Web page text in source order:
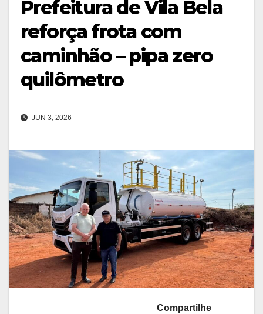
Prefeitura de Vila Bela
reforça frota com
caminhão – pipa zero
quilômetro
JUN 3, 2026
Compartilhe